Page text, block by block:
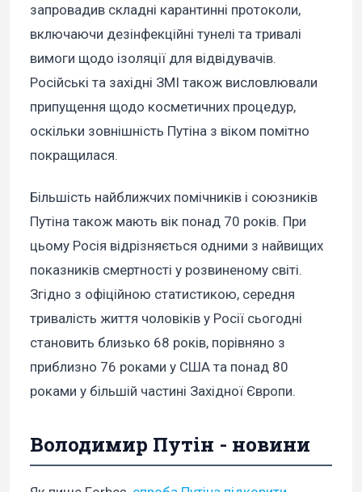
запровадив складні карантинні протоколи,
включаючи дезінфекційні тунелі та тривалі
вимоги щодо ізоляції для відвідувачів.
Російські та західні ЗМІ також висловлювали
припущення щодо косметичних процедур,
оскільки зовнішність Путіна з віком помітно
покращилася.
Більшість найближчих помічників і союзників
Путіна також мають вік понад 70 років. При
цьому Росія відрізняється одними з найвищих
показників смертності у розвиненому світі.
Згідно з офіційною статистикою, середня
тривалість життя чоловіків у Росії сьогодні
становить близько 68 років, порівняно з
приблизно 76 роками у США та понад 80
роками у більшій частині Західної Європи.
Володимир Путін - новини